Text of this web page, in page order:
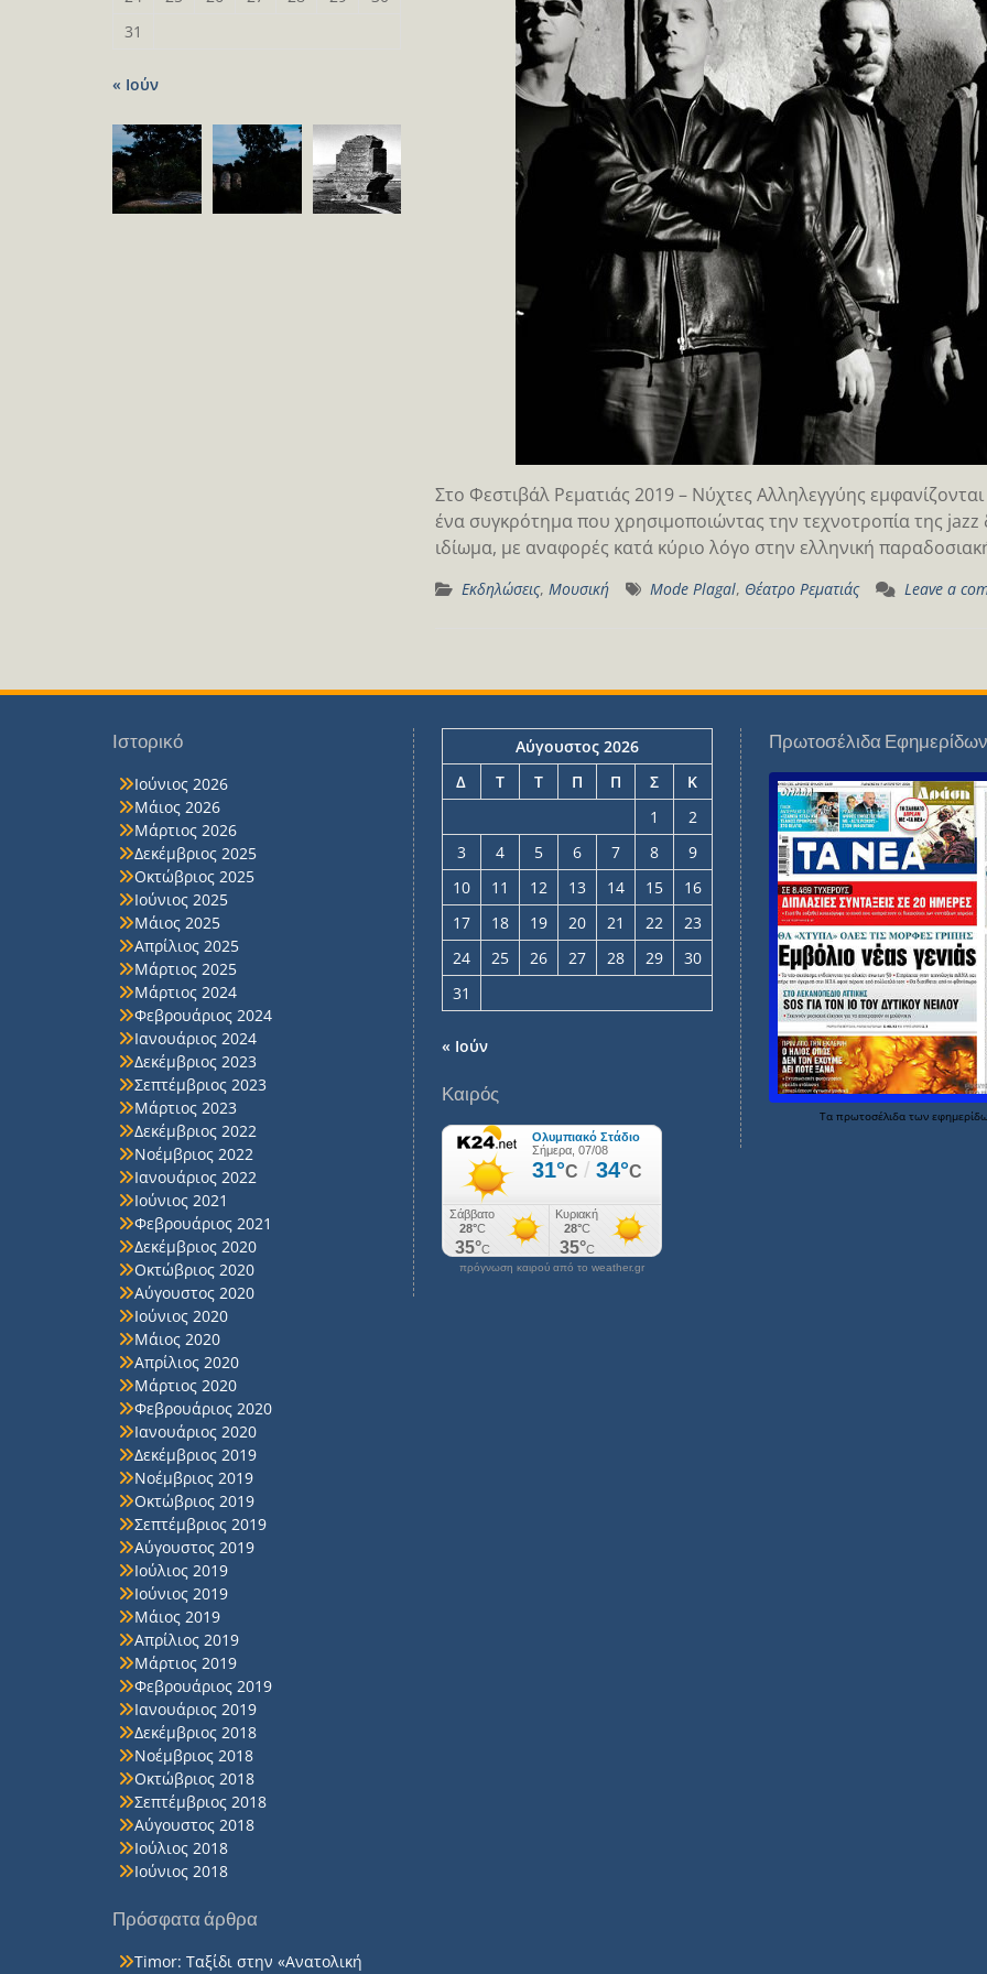
Στο Φεστιβάλ Ρεματιάς 2019 – Νύχτες Αλληλεγγύης
ένα συγκρότημα που χρησιμοποιώντας την τεχνοτροπία της
ιδίωμα, με αναφορές κατά κύριο λόγο στην ελληνική
Εκδηλώσεις, Μουσική Mode Plagal, Θέατρο Ρεματιάς Leave a
31
« Ιούν
Ιστορικό
Ιούνιος 2026
Μάιος 2026
Μάρτιος 2026
Δεκέμβριος 2025
Οκτώβριος 2025
Ιούνιος 2025
Μάιος 2025
Απρίλιος 2025
Μάρτιος 2025
Μάρτιος 2024
Φεβρουάριος 2024
Ιανουάριος 2024
Δεκέμβριος 2023
Σεπτέμβριος 2023
Μάρτιος 2023
Δεκέμβριος 2022
Νοέμβριος 2022
Ιανουάριος 2022
Ιούνιος 2021
Φεβρουάριος 2021
Δεκέμβριος 2020
Οκτώβριος 2020
Αύγουστος 2020
Ιούνιος 2020
Μάιος 2020
Απρίλιος 2020
Μάρτιος 2020
Φεβρουάριος 2020
Ιανουάριος 2020
Δεκέμβριος 2019
Νοέμβριος 2019
Οκτώβριος 2019
Σεπτέμβριος 2019
Αύγουστος 2019
Ιούλιος 2019
Ιούνιος 2019
Μάιος 2019
Απρίλιος 2019
Μάρτιος 2019
Φεβρουάριος 2019
Ιανουάριος 2019
Δεκέμβριος 2018
Νοέμβριος 2018
Οκτώβριος 2018
Σεπτέμβριος 2018
Αύγουστος 2018
Ιούλιος 2018
Ιούνιος 2018
Πρόσφατα άρθρα
Timor: Ταξίδι στην «Ανατολική
Αύγουστος 2026
Δ
Τ Τ Π Π Σ
Κ
1
2
3
4 5 6 7 8
9
10
11 12 13 14 15
16
17
18 19 20 21 22
23
24
25 26 27 28 29
30
31
« Ιούν
Καιρός
πρόγνωση καιρού από το weather.gr
Πρωτοσέλιδα Εφημερίδων
Τα πρωτοσέλιδα των